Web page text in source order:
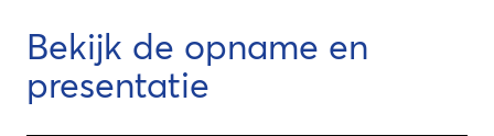
Bekijk de opname en
presentatie